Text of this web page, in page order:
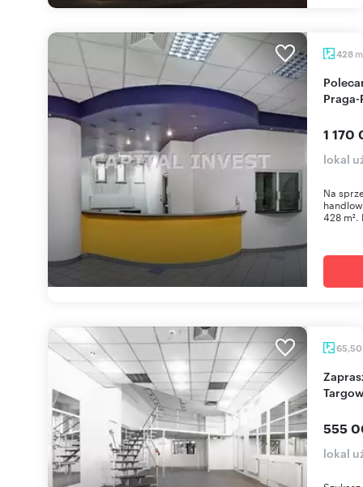
428 m
Polecam lokal użytkowy 428 m² w Warszawie,
Praga-
1 170
lokal
Na
428
65,50
Zapraszam do obejrzenia lokalu 65,5 m² przy
555
lokal